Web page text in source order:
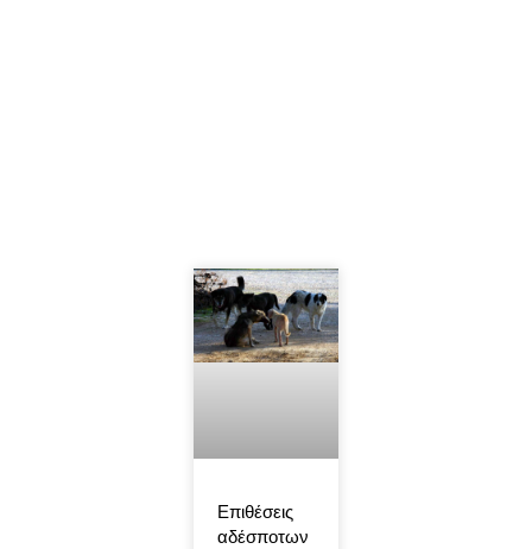
Επιθέσεις
αδέσποτων